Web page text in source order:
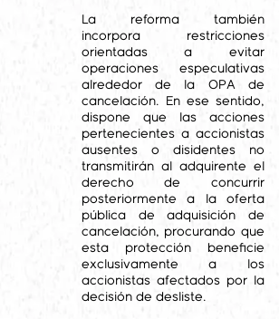
La reforma también
incorpora restricciones
orientadas a evitar
operaciones especulativas
alrededor de la OPA de
cancelación. En ese sentido,
dispone que las acciones
pertenecientes a accionistas
ausentes o disidentes no
transmitirán al adquirente el
derecho de concurrir
posteriormente a la oferta
pública de adquisición de
cancelación, procurando que
esta protección beneficie
exclusivamente a los
accionistas afectados por la
decisión de desliste.